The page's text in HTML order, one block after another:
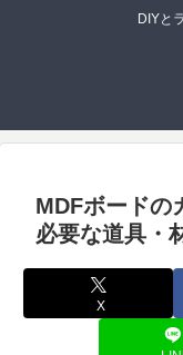
DIYと
MDFボードの
必要な道具・
X